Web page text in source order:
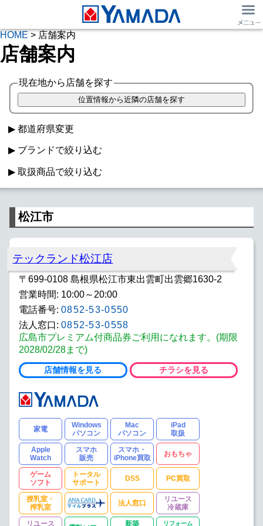
HOME > 店舗案内
店舗案内
現在地から店舗を探す
都道府県変更
ブランドで絞り込む
ヤマダデンキ マツヤデンキ
フランチャイズ
取扱商品で絞り込む
iPad取扱
お酒 ドラッグ 書籍
おもちゃ ゲームソフト
腕時計 ゴルフ
車販売 SE配送
トータルサポート DSS パソコン教室
PC買取 キッズコーナー
家計相談窓口 ANAマイルプラス 法人窓口
TAXFREE リユース冷蔵庫 リユース洗濯機
リユーステレビ リユースPC リユーススマホ
家具 電動ソファ インテリア
大塚家具 新築注文住宅 お手軽リフォーム
松江市
テックランド松江店
〒699-0108 島根県松江市東出雲町出雲郷1630-2
営業時間: 10:00～20:00
電話番号: 0852-53-0550
法人窓口: 0852-53-0558
広島市プレミアム付商品券ご利用になれます。(期限
2028/02/28まで)
店舗情報を見る チラシを見る
家電
Windows
パソコン
Mac
パソコン
iPad
取扱
Apple
Watch
スマホ
販売
スマホ・
iPhone買取
おもちゃ
ゲーム
ソフト
トータル
サポート
DSS PC買取
授乳室・
搾乳室
法人窓口
リユース
冷蔵庫
リユース 新築 リフォーム